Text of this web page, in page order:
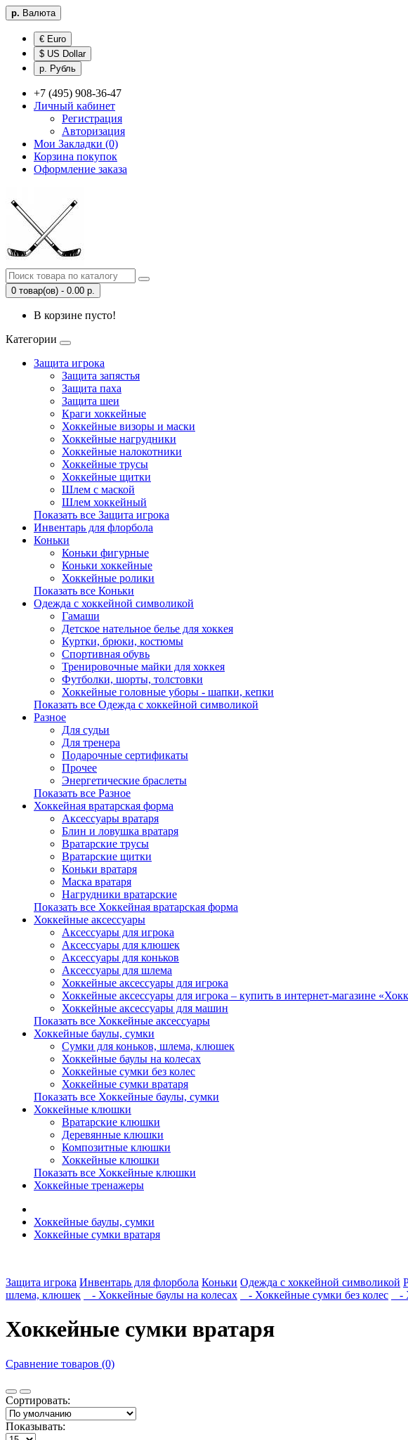
р. Валюта
€ Euro
$ US Dollar
р. Рубль
+7 (495) 908-36-47
Личный кабинет
Регистрация
Авторизация
Мои Закладки (0)
Корзина покупок
Оформление заказа
0 товар(ов) - 0.00 р.
В корзине пусто!
Категории
Защита игрока
Защита запястья
Защита паха
Защита шеи
Краги хоккейные
Хоккейные визоры и маски
Хоккейные нагрудники
Хоккейные налокотники
Хоккейные трусы
Хоккейные щитки
Шлем с маской
Шлем хоккейный
Показать все Защита игрока
Инвентарь для флорбола
Коньки
Коньки фигурные
Коньки хоккейные
Хоккейные ролики
Показать все Коньки
Одежда с хоккейной символикой
Гамаши
Детское нательное белье для хоккея
Куртки, брюки, костюмы
Спортивная обувь
Тренировочные майки для хоккея
Футболки, шорты, толстовки
Хоккейные головные уборы - шапки, кепки
Показать все Одежда с хоккейной символикой
Разное
Для судьи
Для тренера
Подарочные сертификаты
Прочее
Энергетические браслеты
Показать все Разное
Хоккейная вратарская форма
Аксессуары вратаря
Блин и ловушка вратаря
Вратарские трусы
Вратарские щитки
Коньки вратаря
Маска вратаря
Нагрудники вратарские
Показать все Хоккейная вратарская форма
Хоккейные аксессуары
Аксессуары для игрока
Аксессуары для клюшек
Аксессуары для коньков
Аксессуары для шлема
Хоккейные аксессуары для игрока
Хоккейные аксессуары для игрока – купить в интернет-магазине
Хоккейные аксессуары для машин
Показать все Хоккейные аксессуары
Хоккейные баулы, сумки
Сумки для коньков, шлема, клюшек
Хоккейные баулы на колесах
Хоккейные сумки без колес
Хоккейные сумки вратаря
Показать все Хоккейные баулы, сумки
Хоккейные клюшки
Вратарские клюшки
Деревянные клюшки
Композитные клюшки
Хоккейные клюшки
Показать все Хоккейные клюшки
Хоккейные тренажеры
Хоккейные баулы, сумки
Хоккейные сумки вратаря
Защита игрока Инвентарь для флорбола Коньки Одежда с хоккейной символикой
шлема, клюшек
- Хоккейные баулы на колесах - Хоккейные сумки без колес -
Хоккейные сумки вратаря
Сравнение товаров (0)
Сортировать:
Показывать: